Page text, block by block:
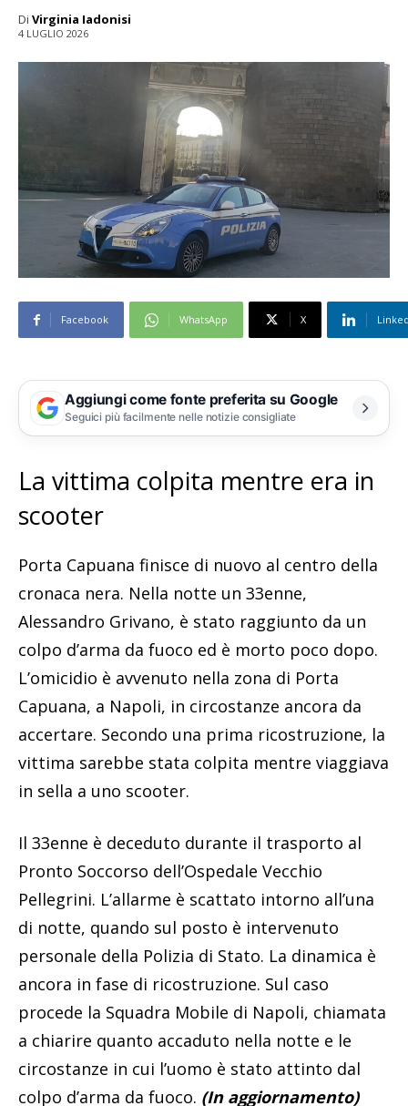
Di Virginia Iadonisi
4 LUGLIO 2026
Facebook WhatsApp X
Aggiungi come fonte preferita su Google
Seguici più facilmente nelle notizie consigliate
La vittima colpita mentre era in
scooter
Porta Capuana finisce di nuovo al centro della
cronaca nera. Nella notte un 33enne,
Alessandro Grivano, è stato raggiunto da un
colpo d’arma da fuoco ed è morto poco dopo.
L’omicidio è avvenuto nella zona di Porta
Capuana, a Napoli, in circostanze ancora da
accertare. Secondo una prima ricostruzione, la
vittima sarebbe stata colpita mentre viaggiava
in sella a uno scooter.
Il 33enne è deceduto durante il trasporto al
Pronto Soccorso dell’Ospedale Vecchio
Pellegrini. L’allarme è scattato intorno all’una
di notte, quando sul posto è intervenuto
personale della Polizia di Stato. La dinamica è
ancora in fase di ricostruzione. Sul caso
procede la Squadra Mobile di Napoli, chiamata
a chiarire quanto accaduto nella notte e le
circostanze in cui l’uomo è stato attinto dal
colpo d’arma da fuoco. (In aggiornamento)